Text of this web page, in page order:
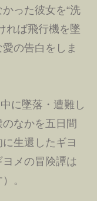
った彼女を“洗
れば飛行機を墜
の告白をしま
に墜落・遭難し
なかを五日間
生還したギヨ
メの冒険譚は
。